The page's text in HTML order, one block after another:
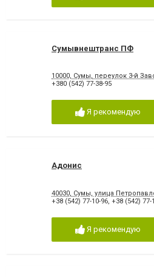
Сумывнештранс ПФ
10000, Сумы, переулок 3-й
+380 (542) 77-38-95
Я рекомендую
Адонис
40030, Сумы, улица
+38 (542) 77-10-96, +38 (542) 77-
Я рекомендую